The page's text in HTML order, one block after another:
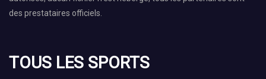
des prestataires officiels.
TOUS LES SPORTS